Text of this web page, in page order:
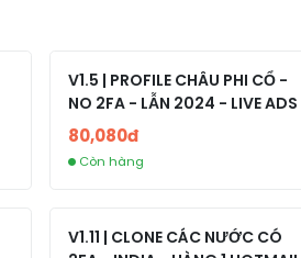
V1.5 | PROFILE CHÂU PHI CỔ -
NO 2FA - LẪN 2024 - LIVE ADS
80,080đ
Còn hàng
V1.11 | CLONE CÁC NƯỚC CÓ